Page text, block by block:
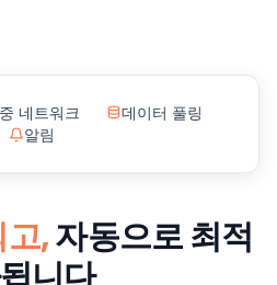
네트워크
데이터 풀링
알림
고,자동으로 최적